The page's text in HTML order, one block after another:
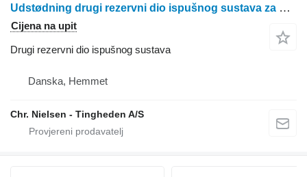
Udstødning drugi rezervni dio ispušnog sustava za Case 7130 traktora na kotačima
Cijena na upit
Drugi rezervni dio ispušnog sustava
Danska, Hemmet
Chr. Nielsen - Tingheden A/S